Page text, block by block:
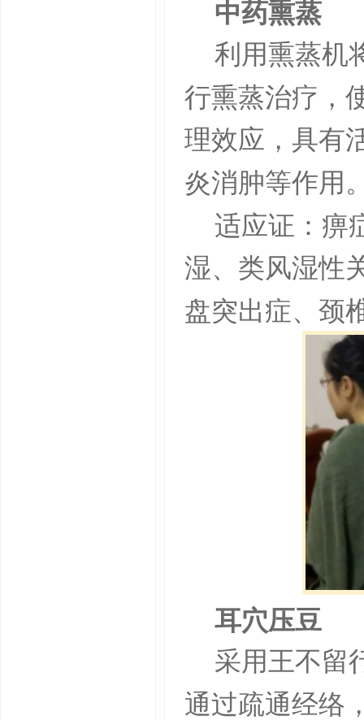
中药熏蒸
利用熏蒸机
行熏蒸治疗，
理效应，具有
炎消肿等作用
适应证：痹
湿、类风湿性
盘突出症、颈
耳穴压豆
采用王不留
通过疏通经络